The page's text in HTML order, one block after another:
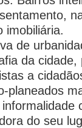
imobiliária.
de
da
a
planeados
do seu